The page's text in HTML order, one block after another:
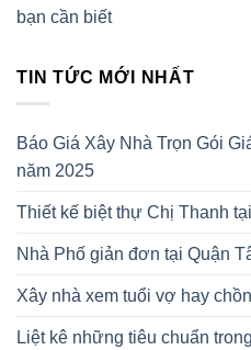
bạn cần biết
TIN TỨC MỚI NHẤT
Báo Giá Xây Nhà Trọn Gói
năm 2025
Thiết kế biệt thự Chị Thanh
Nhà Phố giản đơn tại Quận
Xây nhà xem tuổi vợ hay
Liệt kê những tiêu chuẩn